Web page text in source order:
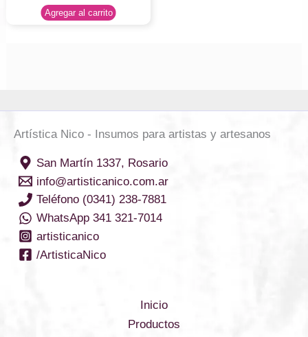
Agregar al carrito
Artística Nico - Insumos para artistas y artesanos
San Martín 1337, Rosario
info@artisticanico.com.ar
Teléfono (0341) 238-7881
WhatsApp 341 321-7014
artisticanico
/ArtisticaNico
Inicio
Productos